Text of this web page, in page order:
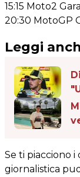
15:15 Moto2
20:30 MotoGP
Leggi
Se ti piacciono
giornalistica